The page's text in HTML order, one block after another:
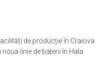
de producție în Craiova
linie de baterii în Hala